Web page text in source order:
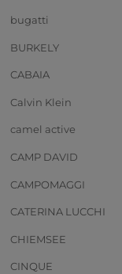
bugatti
BURKELY
CABAIA
Calvin Klein
camel active
CAMP DAVID
CAMPOMAGGI
CATERINA LUCCHI
CHIEMSEE
CINQUE